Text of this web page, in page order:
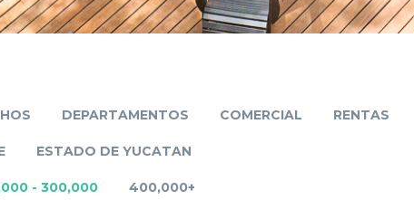
DEPARTAMENTOS COMERCIAL RENTAS
ESTADO DE YUCATAN
- 300,000 400,000+